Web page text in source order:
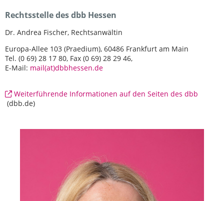
Rechtsstelle des dbb Hessen
Dr. Andrea Fischer, Rechtsanwältin
Europa-Allee 103 (Praedium), 60486 Frankfurt am Main
Tel. (0 69) 28 17 80, Fax (0 69) 28 29 46,
E-Mail: mail(at)dbbhessen.de
Weiterführende Informationen auf den Seiten des dbb
(dbb.de)